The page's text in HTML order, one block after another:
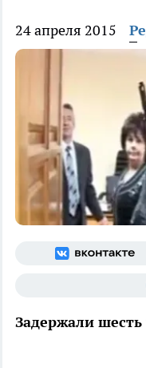
24 апреля 2015
Задержали